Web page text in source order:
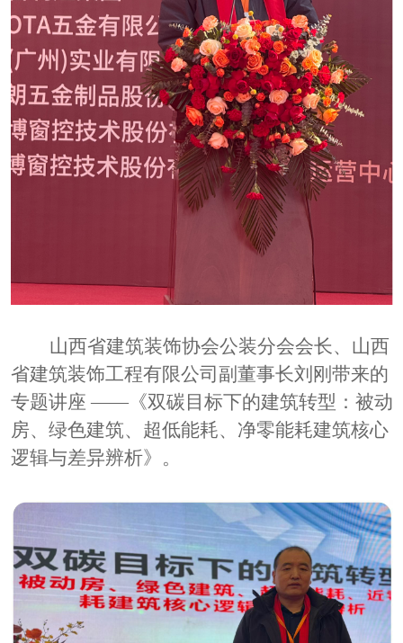
山西省建筑装饰协会公装分会会长、山西
省建筑装饰工程有限公司副董事长刘刚带来的
专题讲座 ——《双碳目标下的建筑转型：被动
房、绿色建筑、超低能耗、净零能耗建筑核心
逻辑与差异辨析》。